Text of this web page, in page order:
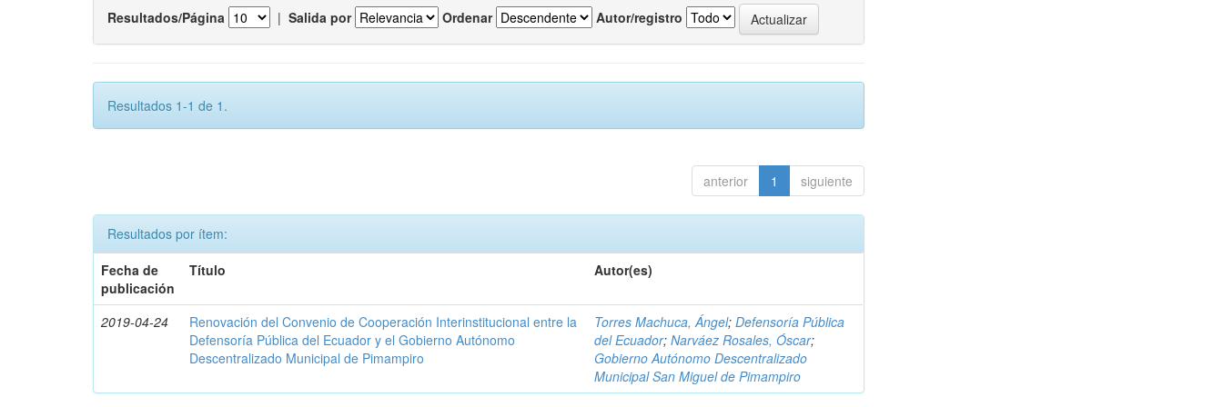
Resultados/Página | Salida por Ordenar Autor/registro
Resultados 1-1 de 1.
anterior 1 siguiente
Resultados por ítem:
Fecha de
publicación
Título Autor(es)
2019-04-24
Renovación del Convenio de Cooperación Interinstitucional entre la
Defensoría Pública del Ecuador y el Gobierno Autónomo
Descentralizado Municipal de Pimampiro
Torres Machuca, Ángel;Defensoría Pública
del Ecuador;Narváez Rosales, Óscar;
Gobierno Autónomo Descentralizado
Municipal San Miguel de Pimampiro